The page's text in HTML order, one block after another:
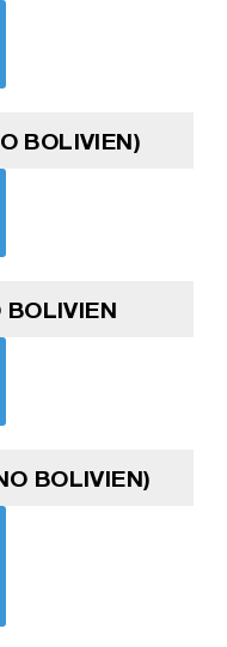
BOLIVIEN)
BOLIVIEN
BOLIVIEN)